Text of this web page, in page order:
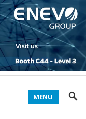
MENU